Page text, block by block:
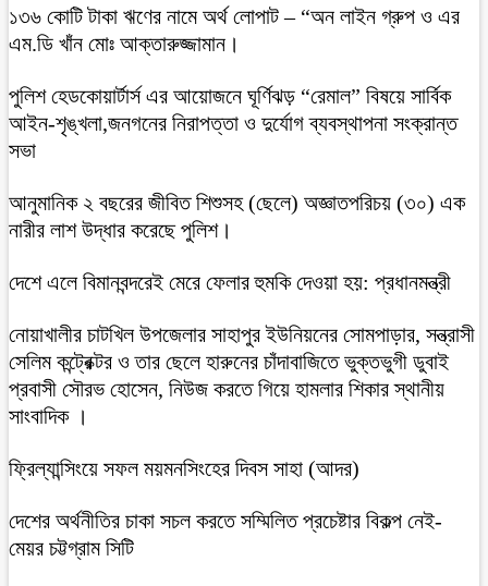
১৩৬ কোটি টাকা ঋণের নামে অর্থ লোপাট – “অন লাইন গ্রুপ ও এর
এম.ডি খাঁন মোঃ আক্তারুজ্জামান।
পুলিশ হেডকোয়ার্টার্স এর আয়োজনে ঘূর্ণিঝড় “রেমাল” বিষয়ে সার্বিক
আইন-শৃঙ্খলা,জনগনের নিরাপত্তা ও দুর্যোগ ব্যবস্থাপনা সংক্রান্ত
সভা
আনুমানিক ২ বছরের জীবিত শিশুসহ (ছেলে) অজ্ঞাতপরিচয় (৩০) এক
নারীর লাশ উদ্ধার করেছে পুলিশ।
দেশে এলে বিমানবন্দরেই মেরে ফেলার হুমকি দেওয়া হয়: প্রধানমন্ত্রী
নোয়াখালীর চাটখিল উপজেলার সাহাপুর ইউনিয়নের সোমপাড়ার, সন্ত্রাসী
সেলিম কন্ট্রেক্টর ও তার ছেলে হারুনের চাঁদাবাজিতে ভুক্তভুগী ডুবাই
প্রবাসী সৌরভ হোসেন, নিউজ করতে গিয়ে হামলার শিকার স্থানীয়
সাংবাদিক ।
ফ্রিল্যান্সিংয়ে সফল ময়মনসিংহের দিবস সাহা (আদর)
দেশের অর্থনীতির চাকা সচল করতে সম্মিলিত প্রচেষ্টার বিকল্প নেই-
মেয়র চট্টগ্রাম সিটি